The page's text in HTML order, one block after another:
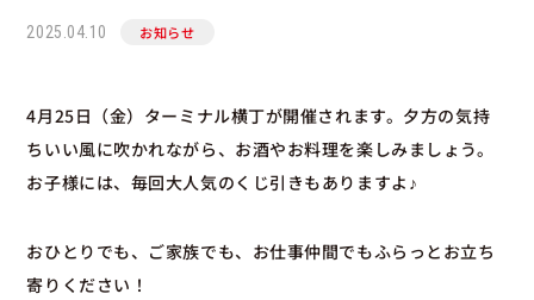
2025.04.10 お知らせ
4月25日（金）ターミナル横丁が開催されます。夕方の気持
ちいい風に吹かれながら、お酒やお料理を楽しみましょう。
お子様には、毎回大人気のくじ引きもありますよ♪
おひとりでも、ご家族でも、お仕事仲間でもふらっとお立ち
寄りください！